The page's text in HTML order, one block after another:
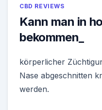
CBD REVIEWS
Kann man in
bekommen_
körperlicher
Nase abgeschnitten
werden.